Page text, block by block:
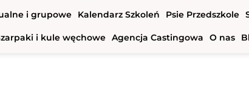
i grupowe Kalendarz Szkoleń Psie Przedszkole
i kule węchowe Agencja Castingowa O nas